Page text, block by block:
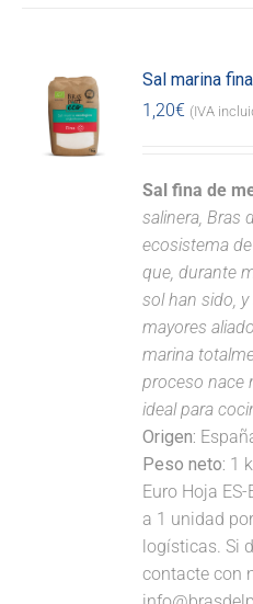
Sal marina
1,20€ (IVA
Sal fina de
salinera, Bras
ecosistema
que, durante
sol han sido,
mayores
marina
proceso nace
ideal para
Origen:
Peso neto: 1
Euro Hoja
a 1 unidad
logísticas. Si
contacte con